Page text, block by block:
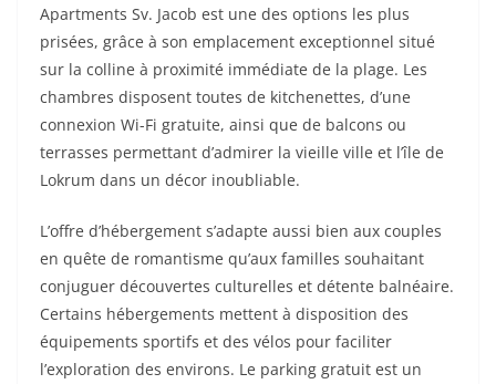
Apartments Sv. Jacob est une des options les plus
prisées, grâce à son emplacement exceptionnel situé
sur la colline à proximité immédiate de la plage. Les
chambres disposent toutes de kitchenettes, d’une
connexion Wi-Fi gratuite, ainsi que de balcons ou
terrasses permettant d’admirer la vieille ville et l’île de
Lokrum dans un décor inoubliable.
L’offre d’hébergement s’adapte aussi bien aux couples
en quête de romantisme qu’aux familles souhaitant
conjuguer découvertes culturelles et détente balnéaire.
Certains hébergements mettent à disposition des
équipements sportifs et des vélos pour faciliter
l’exploration des environs. Le parking gratuit est un